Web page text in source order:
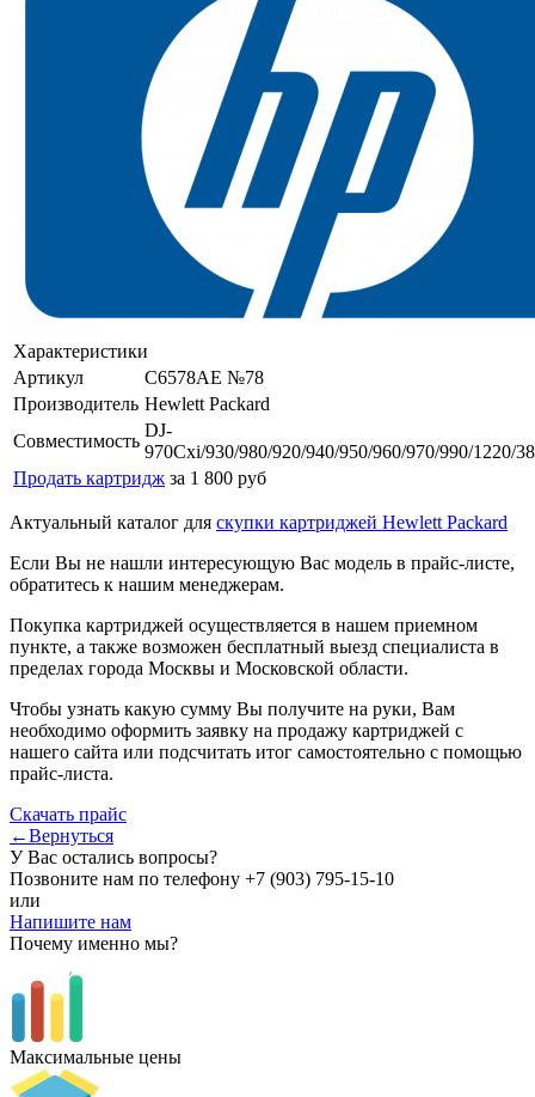
Характеристики
Артикул
C6578AE №78
Производитель Hewlett Packard
Совместимость
DJ-
970Cxi/930/980/920/940/950/960/970/990/1220/
Продать картридж за 1 800 руб
Актуальный каталог для скупки картриджей Hewlett Packard
Если Вы не нашли интересующую Вас модель в прайс-листе,
обратитесь к нашим менеджерам.
Покупка картриджей осуществляется в нашем приемном
пункте, а также возможен бесплатный выезд специалиста в
пределах города Москвы и Московской области.
Чтобы узнать какую сумму Вы получите на руки, Вам
необходимо оформить заявку на продажу картриджей с
нашего сайта или подсчитать итог самостоятельно с помощью
прайс-листа.
Скачать прайс
←Вернуться
У Вас остались вопросы?
Позвоните нам по телефону +7 (903) 795-15-10
или
Напишите нам
Почему именно мы?
Максимальные цены